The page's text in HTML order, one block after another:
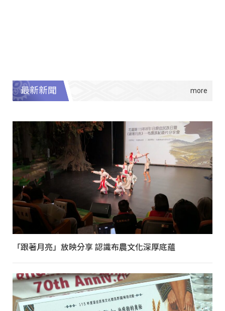
最新新聞
「跟著月亮」放映分享 認識布農文化深厚底蘊